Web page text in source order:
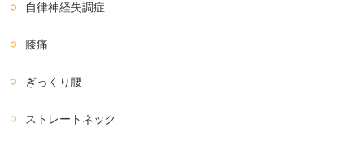
自律神経失調症
膝痛
ぎっくり腰
ストレートネック